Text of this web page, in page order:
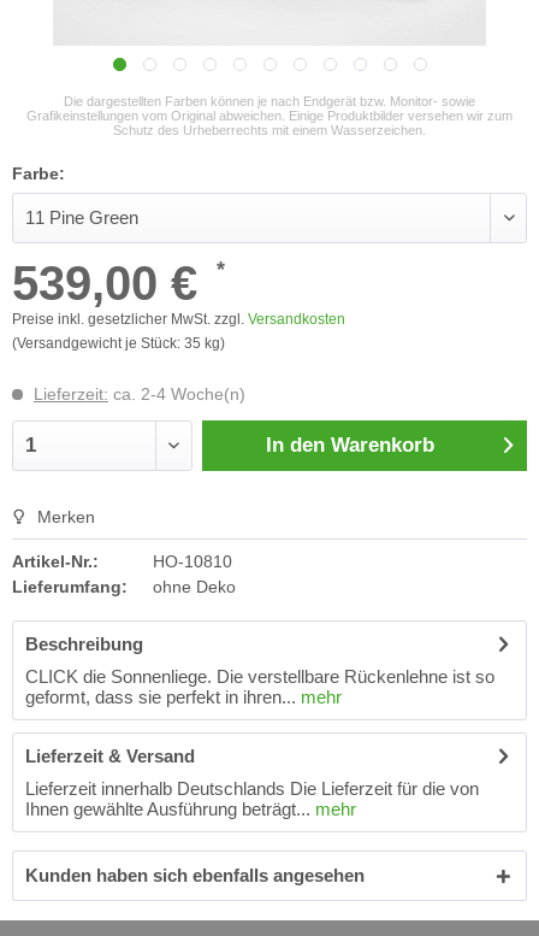
Die dargestellten Farben können je nach Endgerät bzw. Monitor- sowie
Grafikeinstellungen vom Original abweichen. Einige Produktbilder versehen wir zum
Schutz des Urheberrechts mit einem Wasserzeichen.
Farbe:
539,00 € *
Preise inkl. gesetzlicher MwSt. zzgl. Versandkosten
(Versandgewicht je Stück: 35 kg)
Lieferzeit: ca. 2-4 Woche(n)
In den Warenkorb
Merken
Artikel-Nr.:
HO-10810
Lieferumfang:
ohne Deko
Beschreibung
CLICK die Sonnenliege. Die verstellbare Rückenlehne ist so
geformt, dass sie perfekt in ihren... mehr
Lieferzeit & Versand
Lieferzeit innerhalb Deutschlands Die Lieferzeit für die von
Ihnen gewählte Ausführung beträgt... mehr
Kunden haben sich ebenfalls angesehen